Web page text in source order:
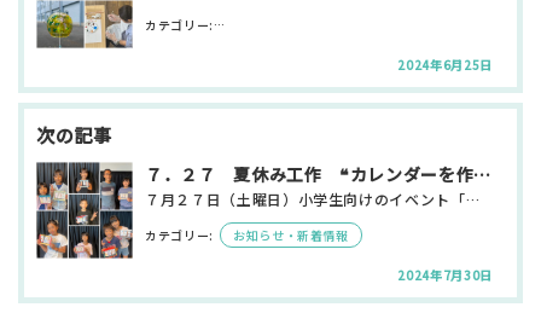
カテゴリー:
2024年6月25日
７．２７ 夏休み工作 ❝カレンダーを作ろう❞ 無事開催！
７月２７日（土曜日）小学生向けのイベント「カレンダーを作ろう」を開催しました。 多くの方に参加してい…
カテゴリー: お知らせ・新着情報
2024年7月30日